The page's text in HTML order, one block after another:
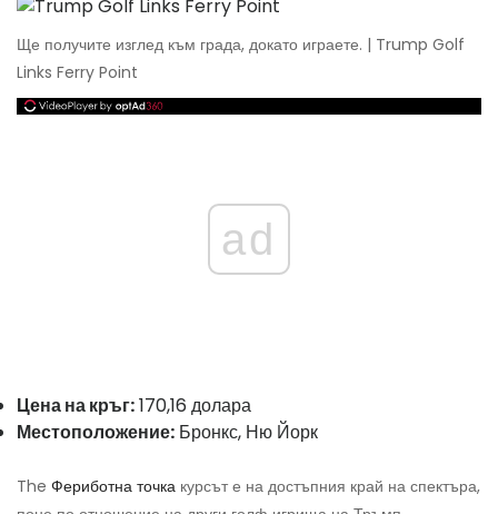
Ще получите изглед към града, докато играете. | Trump Golf
Links Ferry Point
ad
Цена на кръг:170,16 долара
Местоположение: Бронкс, Ню Йорк
The Фериботна точка курсът е на достъпния край на спектъра,